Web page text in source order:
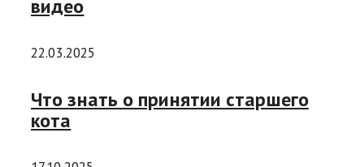
видео
22.03.2025
Что знать о принятии старшего
кота